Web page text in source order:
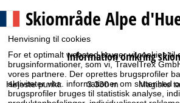
Henvisning til cookies
For et optimalt websted bruger vi cookies til
brugsinformationer, som vi, TravelTrex
vores partnere. Der oprettes brugsprofiler
aktiviteter vha. informationer om slutenhed
brugsprofiler bruges til statistisk analyse,
a
r
t
SkiområdeAlpe
Information omkring
Højeste punkt: 3.330 m Magiske